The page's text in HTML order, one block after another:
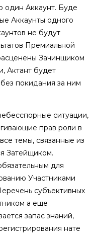
один Аккаунт. Буде
Аккаунты одного
не будут
Премиальной
Зачинщиком
Актант будет
покидания за ним
ситуации,
прав роли в
темы, связанные из
Затейщиком.
для
Участниками
субъективных
а еще
запас знаний,
нате